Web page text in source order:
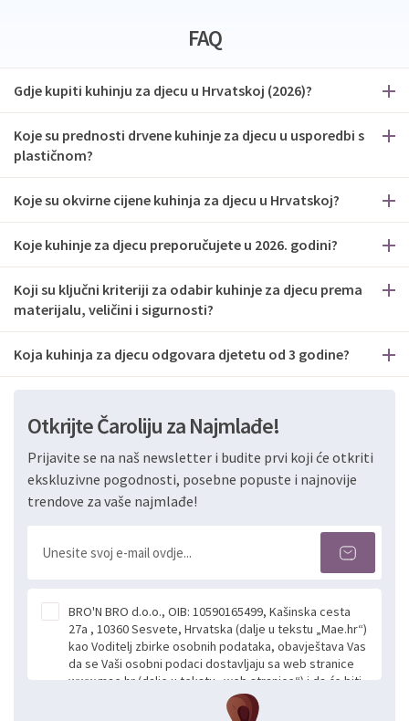
FAQ
Gdje kupiti kuhinju za djecu u Hrvatskoj (2026)?
Koje su prednosti drvene kuhinje za djecu u usporedbi s
plastičnom?
Koje su okvirne cijene kuhinja za djecu u Hrvatskoj?
Koje kuhinje za djecu preporučujete u 2026. godini?
Koji su ključni kriteriji za odabir kuhinje za djecu prema
materijalu, veličini i sigurnosti?
Koja kuhinja za djecu odgovara djetetu od 3 godine?
Otkrijte Čaroliju za Najmlađe!
Prijavite se na naš newsletter i budite prvi koji će otkriti
ekskluzivne pogodnosti, posebne popuste i najnovije
trendove za vaše najmlađe!
BRO'N BRO d.o.o., OIB: 10590165499, Kašinska cesta
27a , 10360 Sesvete, Hrvatska (dalje u tekstu „Mae.hr“)
kao Voditelj zbirke osobnih podataka, obavještava Vas
da se Vaši osobni podaci dostavljaju sa web stranice
www.mae.hr (dalje u tekstu „web stranice“) i da će biti
obrađeni. Prihvaćanjem ove Izjave smatra se da
slobodno i izričito dajete privolu za prikupljanje i daljnju